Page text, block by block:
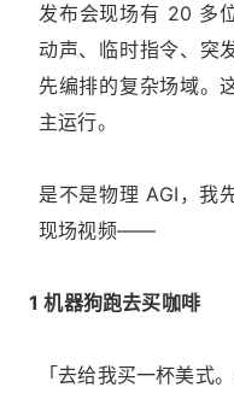
发布会现场有 20 多
动声、临时指令、突
先编排的复杂场域。
主运行。
是不是物理 AGI，我
现场视频——
1 机器狗跑去买咖啡
「去给我买一杯美式。